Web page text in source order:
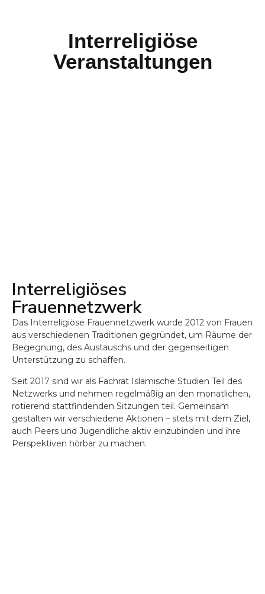
Interreligiöse
Veranstaltungen
Interreligiöses
Frauennetzwerk
Das Interreligiöse Frauennetzwerk wurde 2012 von Frauen
aus verschiedenen Traditionen gegründet, um Räume der
Begegnung, des Austauschs und der gegenseitigen
Unterstützung zu schaffen.
Seit 2017 sind wir als Fachrat Islamische Studien Teil des
Netzwerks und nehmen regelmäßig an den monatlichen,
rotierend stattfindenden Sitzungen teil. Gemeinsam
gestalten wir verschiedene Aktionen – stets mit dem Ziel,
auch Peers und Jugendliche aktiv einzubinden und ihre
Perspektiven hörbar zu machen.